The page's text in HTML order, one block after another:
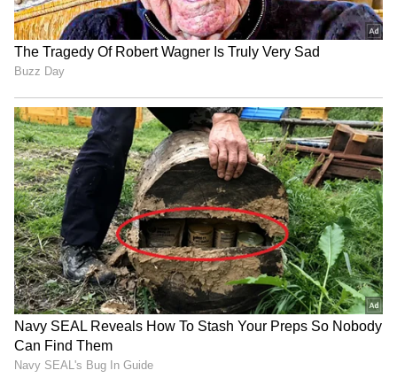
4
5
Image Credit :AI
ಯೆಲ್ಲೋ ಅಲರ್ಟ್ ಘೋಷಣೆ